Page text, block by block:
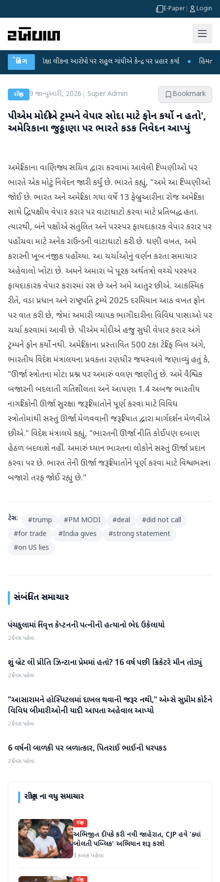
E-Paper Login
બ્રેકિંગ
પરીક્ષા લીકના આરોપો પર રાહુલ ગાંધીએ કેન્દ્ર પર પ્રહાર કર્યા ● હિંમતનગરમાં
રાષ્ટ્રીય 9 જાન્યુઆરી, 2026 Super Admin Bookmark
પીએમ મોદીએ ટ્રમ્પને વેપાર સોદા માટે ફોન કર્યો ન હતો',
અમેરિકાના જુઠ્ઠાણા પર ભારતે કડક નિવેદન આપ્યું
અમેરિકાના વાણિજ્ય સચિવ દ્વારા કરવામાં આવેલી ટિપ્પણીઓ પર
ભારતે એક મોટું નિવેદન જારી કર્યું છે. ભારતે કહ્યું, "અમે આ ટિપ્પણીઓ
જોઈ છે. ભારત અને અમેરિકા ગયા વર્ષે 13 ફેબ્રુઆરીના રોજ અમેરિકા
સાથે દ્વિપક્ષીય વેપાર કરાર પર વાટાઘાટો કરવા માટે પ્રતિબદ્ધ હતા.
ત્યારથી, બંને પક્ષોએ સંતુલિત અને પરસ્પર ફાયદાકારક વેપાર કરાર પર
પહોંચવા માટે અનેક રાઉન્ડની વાટાઘાટો કરી છે. ઘણી વખત, અમે
કરારની ખૂબ નજીક પહોંચ્યા. આ ચર્ચાઓનું વર્ણન કરતા સમાચાર
અહેવાલો ખોટા છે. અમને અમારા બે પૂરક અર્થતંત્રો વચ્ચે પરસ્પર
ફાયદાકારક વેપાર કરારમાં રસ છે અને અમે આતુર છીએ. આકસ્મિક
રીતે, વડા પ્રધાન અને રાષ્ટ્રપતિ ટ્રમ્પે 2025 દરમિયાન આઠ વખત ફોન
પર વાત કરી છે, જેમાં અમારી વ્યાપક ભાગીદારીના વિવિધ પાસાઓ પર
ચર્ચા કરવામાં આવી છે. પીએમ મોદીએ હજુ સુધી વેપાર કરાર અંગે
ટ્રમ્પને ફોન કર્યો નથી. અમેરિકાના પ્રસ્તાવિત 500 ટકા ટેરિફ બિલ અંગે,
ભારતીય વિદેશ મંત્રાલયના પ્રવક્તા રણધીર જયસ્વાલે જણાવ્યું હતું કે,
"ઊર્જા સ્ત્રોતના મોટા પ્રશ્ન પર અમારું વલણ જાણીતું છે. અમે વૈશ્વિક
બજારની બદલાતી ગતિશીલતા અને આપણા 1.4 અબજ ભારતીય
નાગરિકોની ઊર્જા સુરક્ષા જરૂરિયાતોને પૂર્ણ કરવા માટે વિવિધ
સ્ત્રોતોમાંથી સસ્તું ઊર્જા મેળવવાની જરૂરિયાત દ્વારા માર્ગદર્શન મેળવીએ
છીએ." વિદેશ મંત્રાલયે કહ્યું, "ભારતની ઊર્જા નીતિ કોઈપણ દબાણ
હેઠળ બદલાશે નહીં. અમારું ધ્યાન ભારતના લોકોને સસ્તું ઊર્જા પ્રદાન
કરવા પર છે. ભારત તેની ઊર્જા જરૂરિયાતોને પૂર્ણ કરવા માટે વિશ્વભરના
બજારો તરફ જોઈ રહ્યું છે."
ટેગ્સ: #trump #PM MODI #deal #did not call
#for trade #India gives #strong statement
#on US lies
સંબંધિત સમાચાર
રાષ્ટ્રીય
પંચકુલામાં નિવૃત્ત કેપ્ટનની પત્નીની હત્યાનો ભેદ ઉકેલાયો
2 દિવસ પહેલા
રાષ્ટ્રીય
શું બ્રેટ લી પ્રીતિ ઝિન્ટાના પ્રેમમાં હતો? 16 વર્ષ પછી ક્રિકેટરે મૌન તોડ્યું
2 દિવસ પહેલા
રાષ્ટ્રીય
"આસારામને હોસ્પિટલમાં દાખલ થવાની જરૂર નથી," એમ્સે સુપ્રીમ કોર્ટને
વિવિધ બીમારીઓની યાદી આપતા અહેવાલ આપ્યો
2 દિવસ પહેલા
રાષ્ટ્રીય
6 વર્ષની બાળકી પર બળાત્કાર, પિતરાઈ ભાઈની ધરપકડ
2 દિવસ પહેલા
રાષ્ટ્રીયના વધુ સમાચાર
રાષ્ટ્રીય
અભિજીત દીપકે કરી નવી જાહેરાત, CJP હવે 'ક્યાં
બોલતી પબ્લિક' અભિયાન શરૂ કરશે
3 કલાક પહેલા
રાષ્ટ્રીય